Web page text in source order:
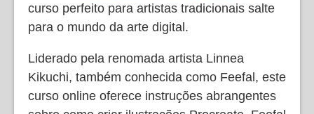
curso perfeito para artistas tradicionais salte
para o mundo da arte digital.
Liderado pela renomada artista Linnea
Kikuchi, também conhecida como Feefal, este
curso online oferece instruções abrangentes